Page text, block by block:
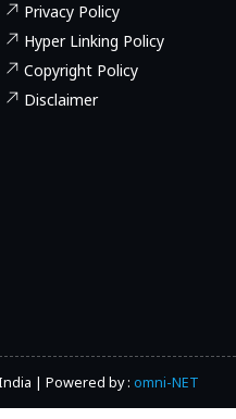
Privacy Policy
Hyper Linking Policy
Copyright Policy
Disclaimer
| Powered by : omni-NET